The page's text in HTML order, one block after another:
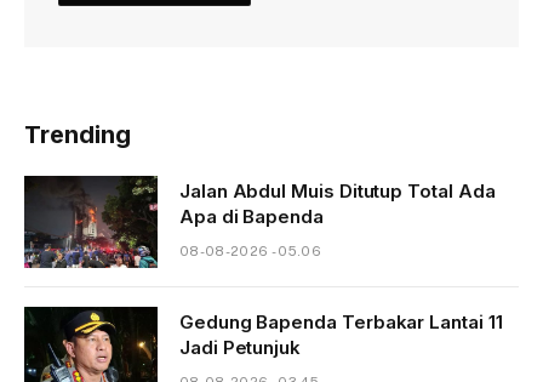
Trending
Jalan Abdul Muis Ditutup Total Ada
Apa di Bapenda
08-08-2026 - 05.06
Gedung Bapenda Terbakar Lantai 11
Jadi Petunjuk